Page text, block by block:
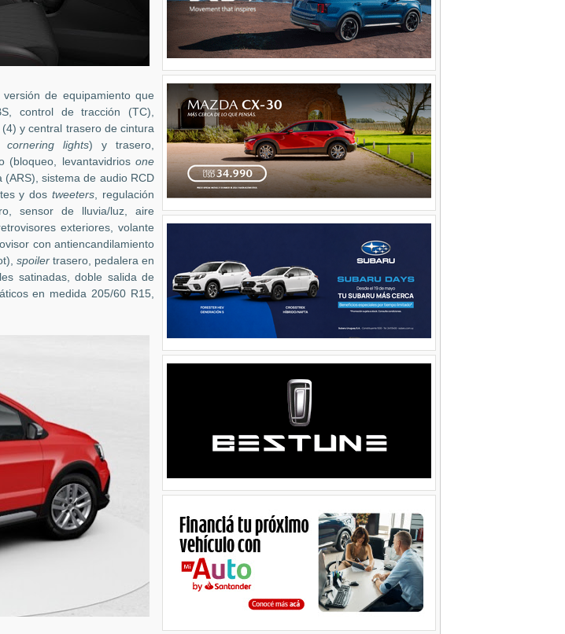
de equipamiento que
control de tracción (TC),
y central trasero de cintura
cornering lights) y trasero,
(bloqueo, levantavidriosone
(ARS), sistema de audio RCD
y dostweeters , regulación
sensor de lluvia/luz, aire
exteriores, volante
con antiencandilamiento
spoilertrasero, pedalera en
satinadas, doble salida de
en medida 205/60 R15,